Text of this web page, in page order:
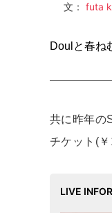
文： futa
Doulと春ね
共に昨年の
チケット(
LIVE